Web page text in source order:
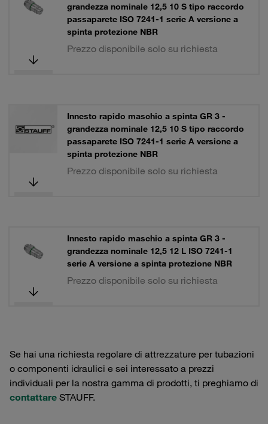
grandezza nominale 12,5 10 S tipo raccordo
passaparete ISO 7241-1 serie A versione a
spinta protezione NBR
Prezzo disponibile solo su richiesta
Innesto rapido maschio a spinta GR 3 -
grandezza nominale 12,5 10 S tipo raccordo
passaparete ISO 7241-1 serie A versione a
spinta protezione NBR
Prezzo disponibile solo su richiesta
Innesto rapido maschio a spinta GR 3 -
grandezza nominale 12,5 12 L ISO 7241-1
serie A versione a spinta protezione NBR
Prezzo disponibile solo su richiesta
Se hai una richiesta regolare di attrezzature per tubazioni
o componenti idraulici e sei interessato a prezzi
individuali per la nostra gamma di prodotti, ti preghiamo di
contattare STAUFF.